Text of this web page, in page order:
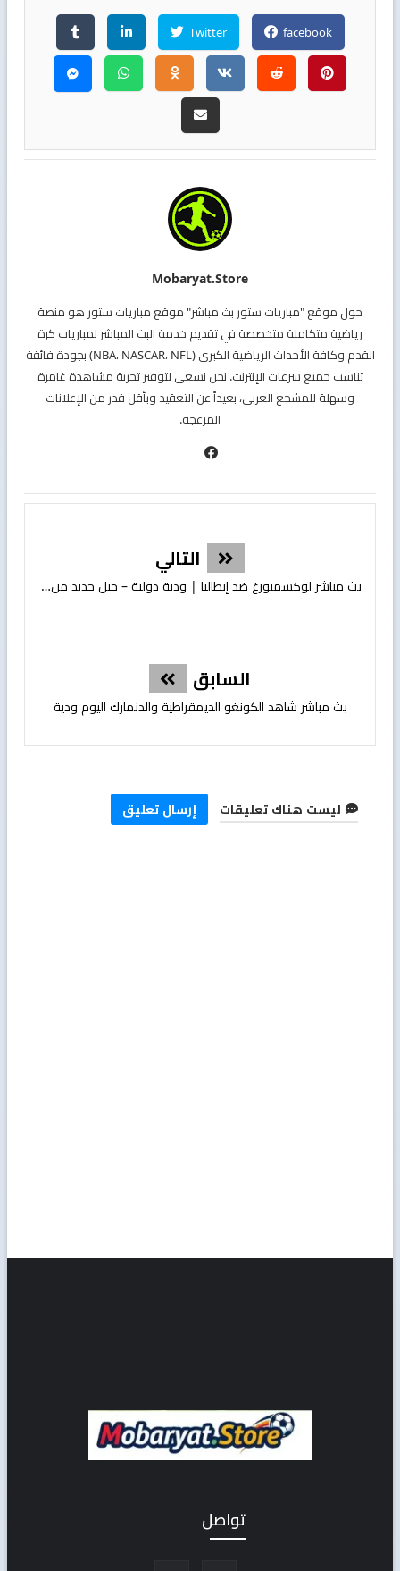
facebook
Twitter
Mobaryat.store
حول موقع "مباريات ستور بث مباشر" موقع مباريات ستور هو منصة
رياضية متكاملة متخصصة في تقديم خدمة البث المباشر لمباريات كرة
القدم وكافة الأحداث الرياضية الكبرى (NBA، NASCAR، NFL) بجودة فائقة
تناسب جميع سرعات الإنترنت. نحن نسعى لتوفير تجربة مشاهدة غامرة
وسهلة للمشجع العربي، بعيداً عن التعقيد وبأقل قدر من الإعلانات
المزعجة.
التالي
بث مباشر لوكسمبورغ ضد إيطاليا | ودية دولية – جيل جديد من الأتزوري
السابق
بث مباشر شاهد الكونغو الديمقراطية والدنمارك اليوم ودية
ليست هناك تعليقات إرسال تعليق
تواصل